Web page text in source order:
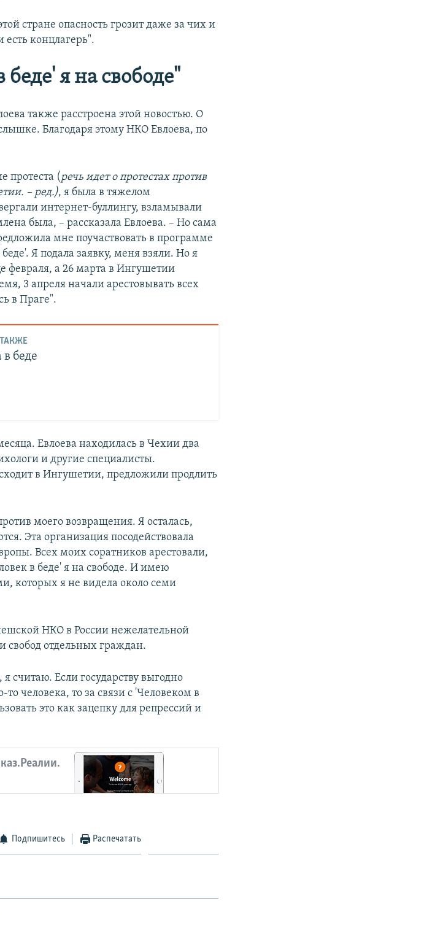
стране опасность грозит даже за чих и
есть концлагерь".
беде' я на свободе"
также расстроена этой новостью. О
Благодаря этому НКО Евлоева, по
протеста (речь идет о протестах против
– ред.), я была в тяжелом
интернет-буллингу, взламывали
была, – рассказала Евлоева. – Но сама
мне поучаствовать в программе
Я подала заявку, меня взяли. Но я
февраля, а 26 марта в Ингушетии
3 апреля начали арестовывать всех
в Праге".
в беде
Евлоева находилась в Чехии два
и другие специалисты.
в Ингушетии, предложили продлить
моего возвращения. Я осталась,
Эта организация посодействовала
Всех моих соратников арестовали,
в беде' я на свободе. И имею
которых я не видела около семи
НКО в России нежелательной
свобод отдельных граждан.
считаю. Если государству выгодно
человека, то за связи с 'Человеком в
это как зацепку для репрессий и
Подпишитесь Распечатать